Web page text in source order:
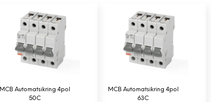
MCB Automatsikring 4pol
50C
MCB Automatsikring 4pol
63C